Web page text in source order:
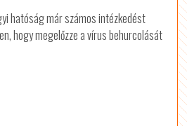
hatóság már számos intézkedést
hogy megelőzze a vírus behurcolását